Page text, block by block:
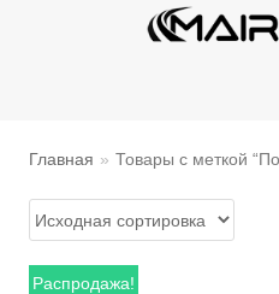
Главная » Товары с меткой
Распродажа!